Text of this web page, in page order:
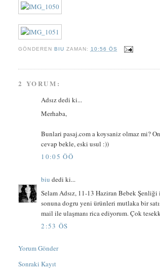
GÖNDEREN BIU ZAMAN: 10:56 ÖS
2 YORUM:
Adsız dedi ki...
Merhaba,
Bunlari pasaj.com a koysaniz olmaz mi?
cevap bekle, eski usul :))
10:05 ÖÖ
biu dedi ki...
Selam Adsız, 11-13 Haziran Bebek Şenliği
sonuna dogru yeni ürünleri mutlaka bir
mail ile ulaşmanı rica ediyorum. Çok
2:53 ÖS
Yorum Gönder
Sonraki Kayıt